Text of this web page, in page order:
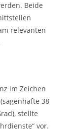
Beide
relevanten
im Zeichen
38
stellte
vor.